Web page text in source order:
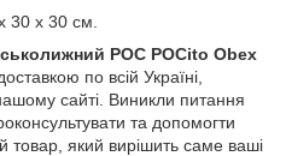
30 х 30 см.
POC POCito Obex
по всій Україні,
сайті. Виникли питання
та допомогти
товар, який вирішить саме ваші